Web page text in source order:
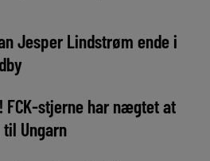
Jesper Lindstrøm ende i
FCK-stjerne har nægtet at
Ungarn